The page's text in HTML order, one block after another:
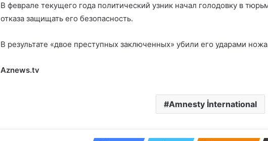
В феврале текущего года политический узник начал голодовку в
отказа защищать его безопасность.
В результате «двое преступных заключенных» убили его ударами
Aznews.tv
Amnesty İnternational